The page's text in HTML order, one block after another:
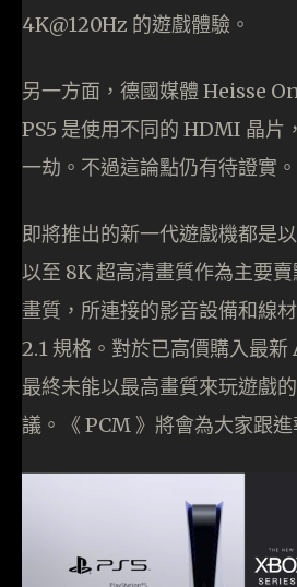
4K@120Hz 的遊戲體驗。
另一方面，德國媒體 Heisse
PS5 是使用不同的 HDMI 晶片
一劫。不過這論點仍有待證實。
即將推出的新一代遊戲機都是
以至 8K 超高清畫質作為主要
畫質，所連接的影音設備和線
2.1 規格。對於已高價購入最新
最終未能以最高畫質來玩遊戲
議。《 PCM 》將會為大家跟進